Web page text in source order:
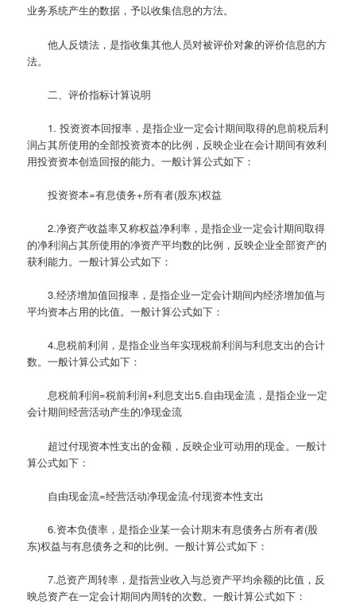
业务系统产生的数据，予以收集信息的方法。
他人反馈法，是指收集其他人员对被评价对象的评价信息的方
法。
二、评价指标计算说明
1. 投资资本回报率，是指企业一定会计期间取得的息前税后利
润占其所使用的全部投资资本的比例，反映企业在会计期间有效利
用投资资本创造回报的能力。一般计算公式如下：
投资资本=有息债务+所有者(股东)权益
2.净资产收益率又称权益净利率，是指企业一定会计期间取得
的净利润占其所使用的净资产平均数的比例，反映企业全部资产的
获利能力。一般计算公式如下：
3.经济增加值回报率，是指企业一定会计期间内经济增加值与
平均资本占用的比值。一般计算公式如下：
4.息税前利润，是指企业当年实现税前利润与利息支出的合计
数。一般计算公式如下：
息税前利润=税前利润+利息支出5.自由现金流，是指企业一定
会计期间经营活动产生的净现金流
超过付现资本性支出的金额，反映企业可动用的现金。一般计
算公式如下：
自由现金流=经营活动净现金流-付现资本性支出
6.资本负债率，是指企业某一会计期末有息债务占所有者(股
东)权益与有息债务之和的比例。一般计算公式如下：
7.总资产周转率，是指营业收入与总资产平均余额的比值，反
映总资产在一定会计期间内周转的次数。一般计算公式如下：